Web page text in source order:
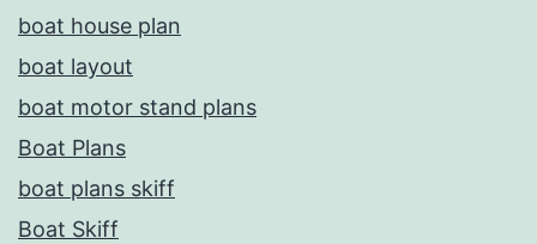
boat house plan
boat layout
boat motor stand plans
Boat Plans
boat plans skiff
Boat Skiff